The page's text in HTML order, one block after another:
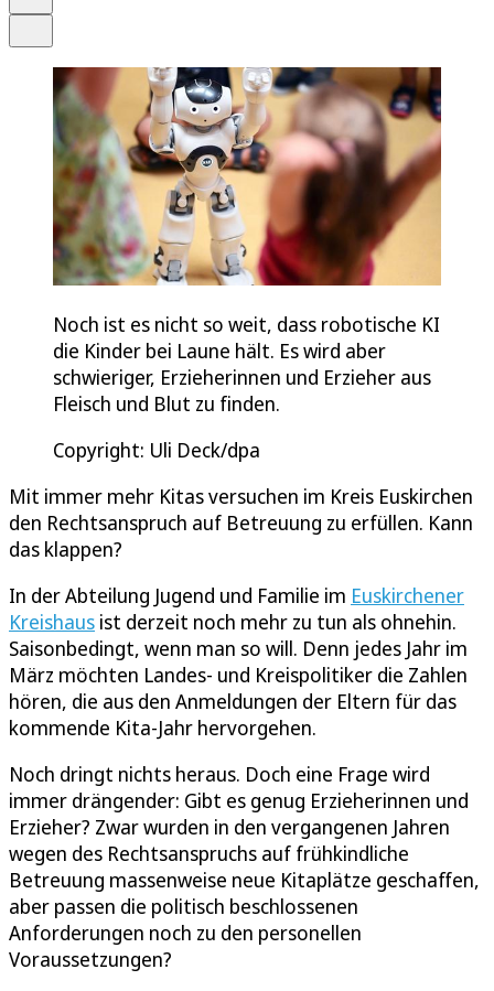
Noch ist es nicht so weit, dass robotische KI
die Kinder bei Laune hält. Es wird aber
schwieriger, Erzieherinnen und Erzieher aus
Fleisch und Blut zu finden.
Copyright: Uli Deck/dpa
Mit immer mehr Kitas versuchen im Kreis Euskirchen
den Rechtsanspruch auf Betreuung zu erfüllen. Kann
das klappen?
In der Abteilung Jugend und Familie im Euskirchener
Kreishaus ist derzeit noch mehr zu tun als ohnehin.
Saisonbedingt, wenn man so will. Denn jedes Jahr im
März möchten Landes- und Kreispolitiker die Zahlen
hören, die aus den Anmeldungen der Eltern für das
kommende Kita-Jahr hervorgehen.
Noch dringt nichts heraus. Doch eine Frage wird
immer drängender: Gibt es genug Erzieherinnen und
Erzieher? Zwar wurden in den vergangenen Jahren
wegen des Rechtsanspruchs auf frühkindliche
Betreuung massenweise neue Kitaplätze geschaffen,
aber passen die politisch beschlossenen
Anforderungen noch zu den personellen
Voraussetzungen?